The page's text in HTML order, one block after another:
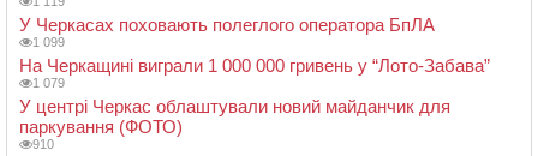
У Черкасах поховають полеглого оператора БпЛА
1 099
На Черкащині виграли 1 000 000 гривень у “Лото-Забава”
1 079
У центрі Черкас облаштували новий майданчик для
паркування (ФОТО)
910